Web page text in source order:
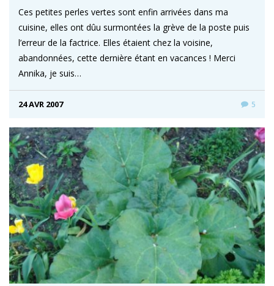
Ces petites perles vertes sont enfin arrivées dans ma
cuisine, elles ont dûu surmontées la grève de la poste puis
l’erreur de la factrice. Elles étaient chez la voisine,
abandonnées, cette dernière étant en vacances ! Merci
Annika, je suis…
24 AVR 2007 5